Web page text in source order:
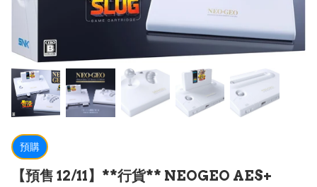
預購
【預售 12/11】**行貨** NEOGEO AES+